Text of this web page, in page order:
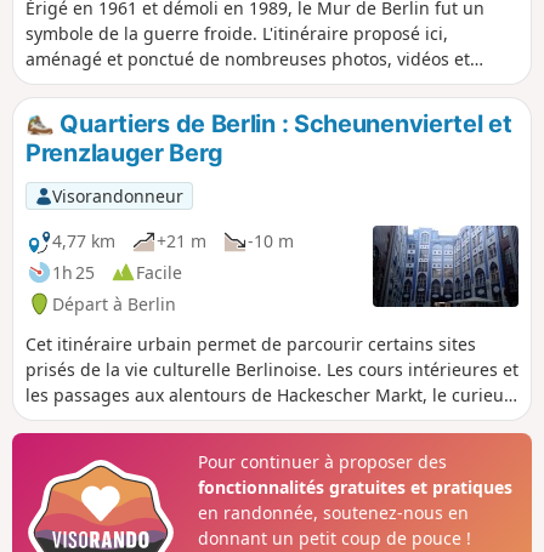
Érigé en 1961 et démoli en 1989, le Mur de Berlin fut un
symbole de la guerre froide. L'itinéraire proposé ici,
aménagé et ponctué de nombreuses photos, vidéos et
informations, est très certainement le plus émouvant des
sites consacrés au mur.
Quartiers de Berlin : Scheunenviertel et
Prenzlauger Berg
Visorandonneur
4,77 km
+21 m
-10 m
1h 25
Facile
Départ à Berlin
Cet itinéraire urbain permet de parcourir certains sites
prisés de la vie culturelle Berlinoise. Les cours intérieures et
les passages aux alentours de Hackescher Markt, le curieux
ensemble de l'ancien château d'eau, et l'animée
Pour continuer à proposer des
fonctionnalités gratuites et pratiques
en randonnée, soutenez-nous en
donnant un petit coup de pouce !